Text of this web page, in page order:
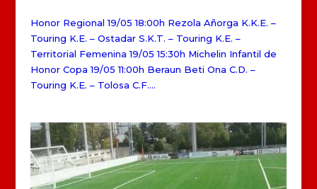
Honor Regional 19/05 18:00h Rezola Añorga K.K.E. –
Touring K.E. – Ostadar S.K.T. – Touring K.E. –
Territorial Femenina 19/05 15:30h Michelin Infantil de
Honor Copa 19/05 11:00h Beraun Beti Ona C.D. –
Touring K.E. – Tolosa C.F....